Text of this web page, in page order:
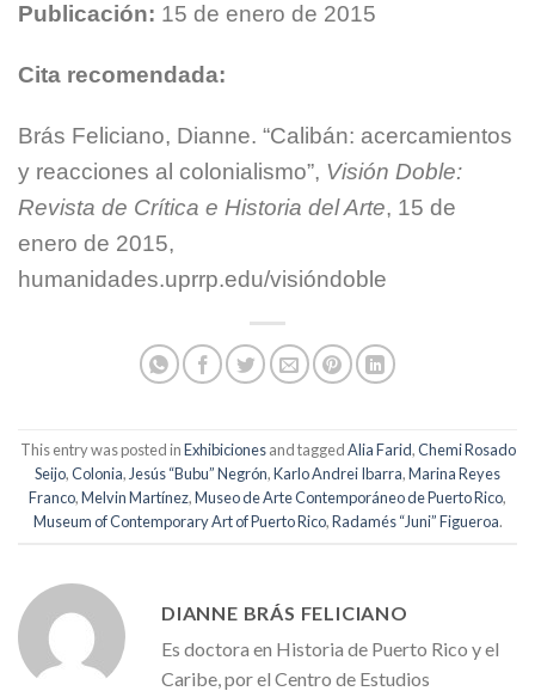
Publicación: 15 de enero de 2015
Cita recomendada:
Brás Feliciano, Dianne. “Calibán: acercamientos
y reacciones al colonialismo”, Visión Doble:
Revista de Crítica e Historia del Arte, 15 de
enero de 2015,
humanidades.uprrp.edu/visióndoble
This entry was posted inExhibicionesand taggedAlia Farid,Chemi Rosado
Seijo,Colonia, Jesús “Bubu” Negrón,Karlo Andrei Ibarra,Marina Reyes
Franco,Melvin Martínez,Museo de Arte Contemporáneo de Puerto Rico,
Museum of Contemporary Art of Puerto Rico,Radamés “Juni” Figueroa.
DIANNE BRÁS FELICIANO
Es doctora en Historia de Puerto Rico y el
Caribe, por el Centro de Estudios